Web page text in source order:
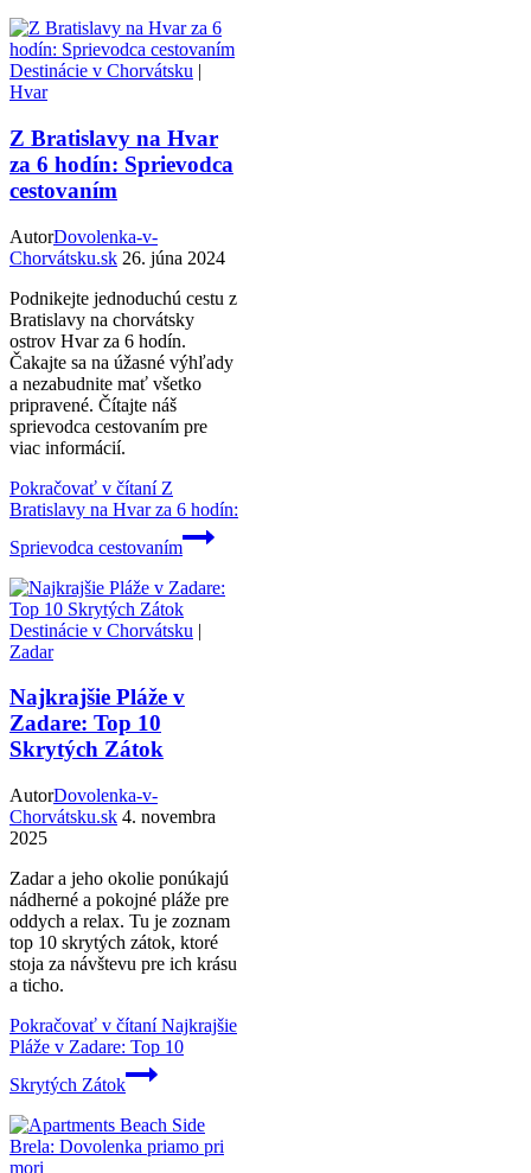
Destinácie v Chorvátsku |
Hvar
Z Bratislavy na Hvar
za 6 hodín: Sprievodca
cestovaním
AutorDovolenka-v-
Chorvátsku.sk 26. júna 2024
Podnikejte jednoduchú cestu z
Bratislavy na chorvátsky
ostrov Hvar za 6 hodín.
Čakajte sa na úžasné výhľady
a nezabudnite mať všetko
pripravené. Čítajte náš
sprievodca cestovaním pre
viac informácií.
Pokračovať v čítaníZ
Bratislavy na Hvar za 6 hodín:
Sprievodca cestovaním
Destinácie v Chorvátsku |
Zadar
Najkrajšie Pláže v
Zadare: Top 10
Skrytých Zátok
AutorDovolenka-v-
Chorvátsku.sk 4. novembra
2025
Zadar a jeho okolie ponúkajú
nádherné a pokojné pláže pre
oddych a relax. Tu je zoznam
top 10 skrytých zátok, ktoré
stoja za návštevu pre ich krásu
a ticho.
Pokračovať v čítaníNajkrajšie
Pláže v Zadare: Top 10
Skrytých Zátok